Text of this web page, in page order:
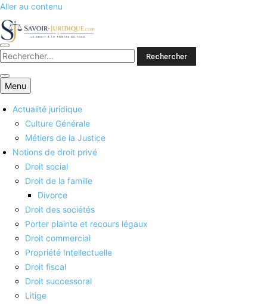
Aller au contenu
Savoirs juridiques
Menu
Actualité juridique
Culture Générale
Métiers de la Justice
Notions de droit privé
Droit social
Droit de la famille
Divorce
Droit des sociétés
Porter plainte et recours légaux
Droit commercial
Propriété Intellectuelle
Droit fiscal
Droit successoral
Litige